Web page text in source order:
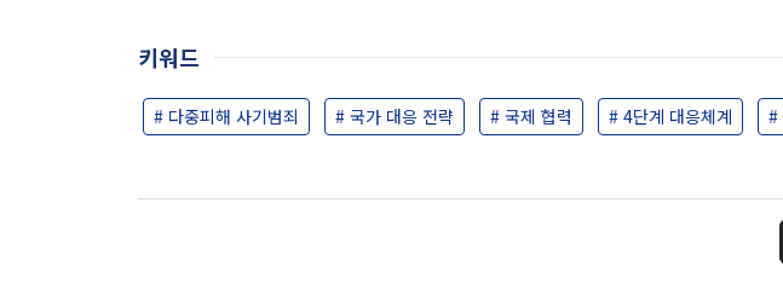
키워드
# 다중피해 사기범죄 # 국가 대응 전략 # 국제 협력 # 4단계 대응체계 #